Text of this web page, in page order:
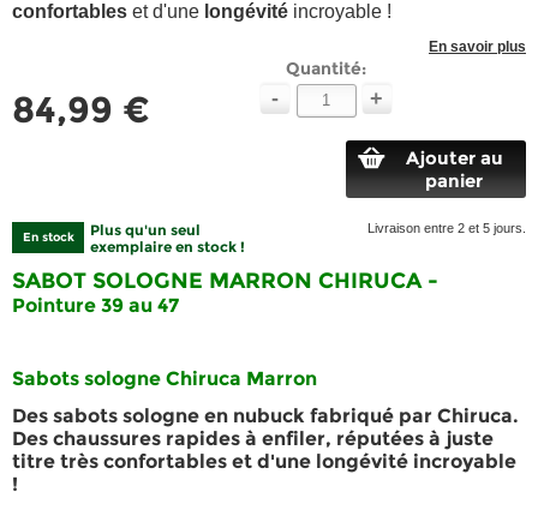
confortables et d'une longévité incroyable !
En savoir plus
84,99 €
Quantité:
- +
Ajouter au
panier
En stock
Plus qu'un seul
exemplaire en stock !
Livraison entre 2 et 5 jours.
SABOT SOLOGNE MARRON CHIRUCA-
Pointure 39 au 47
Sabots sologne Chiruca Marron
Des sabots sologne en nubuck fabriqué par Chiruca.
Des chaussures rapides à enfiler, réputées à juste
titre très confortables et d'une longévité incroyable
!